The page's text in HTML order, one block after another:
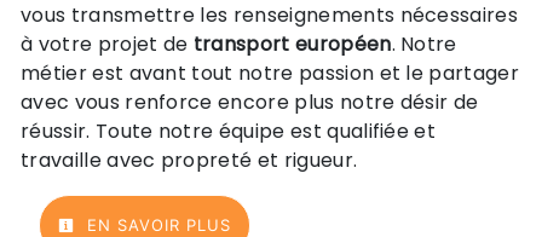
vous transmettre les renseignements nécessaires
à votre projet de transport européen. Notre
métier est avant tout notre passion et le partager
avec vous renforce encore plus notre désir de
réussir. Toute notre équipe est qualifiée et
travaille avec propreté et rigueur.
EN SAVOIR PLUS